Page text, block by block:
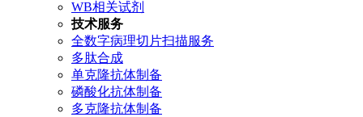
WB相关试剂
技术服务
全数字病理切片扫描服务
多肽合成
单克隆抗体制备
磷酸化抗体制备
多克隆抗体制备